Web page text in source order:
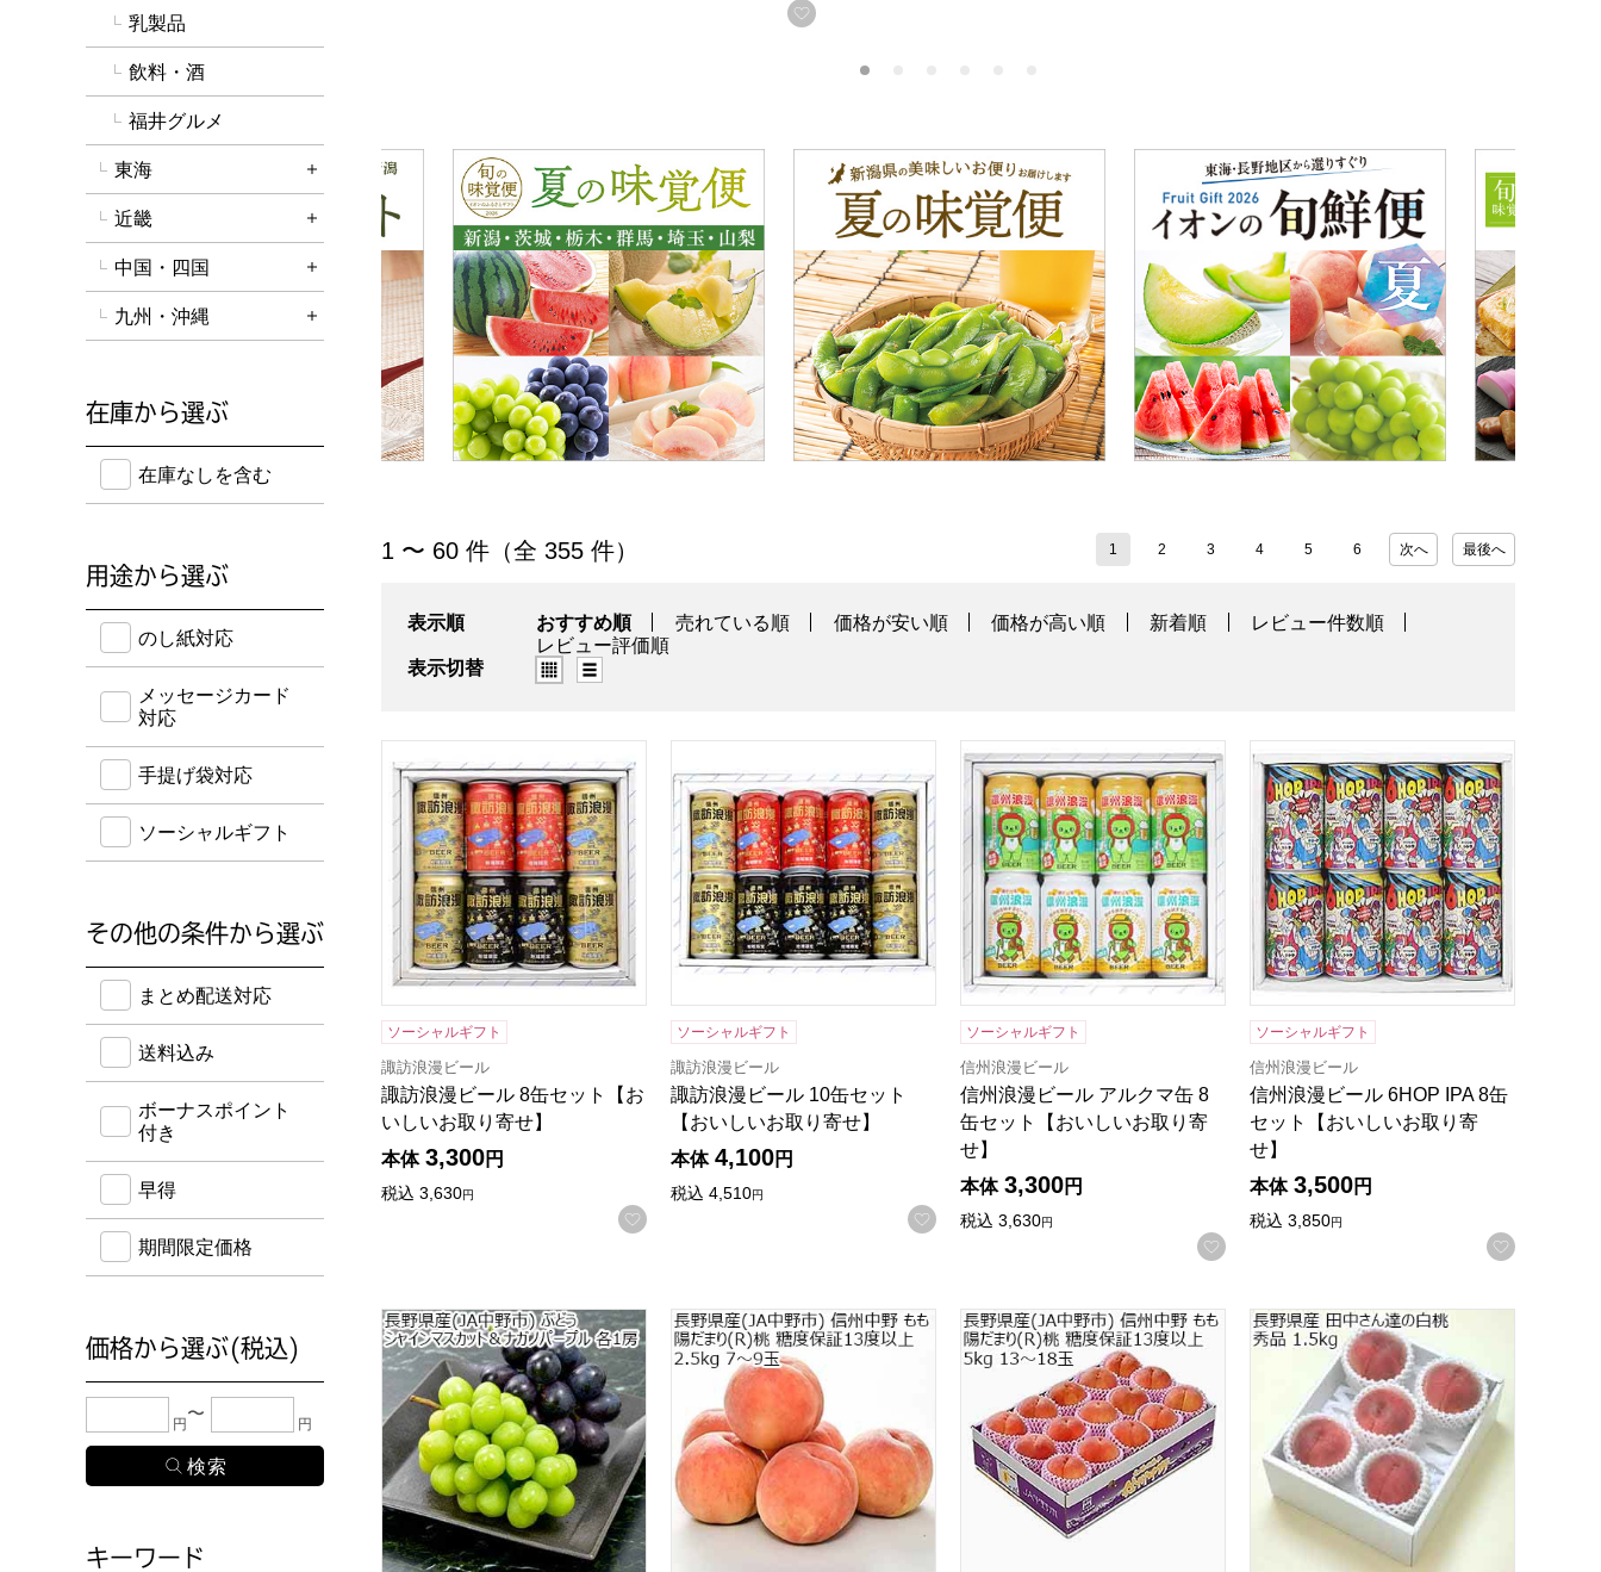
お気に入りに登録する
「北陸･信越」の商品一覧
1 〜 60 件（全 355 件） 1 2 3 4 5 6 次へ 最後へ
表示順 おすすめ順 売れている順 価格が安い順 価格が高い順 新着順
レビュー件数順
レビュー評価順
表示切替
グリッド表示（タイル表示）
ソーシャルギフト
諏訪浪漫ビール
諏訪浪漫ビール 8缶セット【お
いしいお取り寄せ】
本体 3,300円
税込 3,630円
お気に入りに登録する
諏訪浪漫ビール 10缶セット【おいしいお取り寄せ】
ソーシャルギフト
諏訪浪漫ビール
諏訪浪漫ビール 10缶セット
【おいしいお取り寄せ】
本体 4,100円
税込 4,510円
お気に入りに登録する
信州浪漫ビール アルクマ缶 8缶セット【おいしいお取り寄せ】
ソーシャルギフト
信州浪漫ビール
信州浪漫ビール アルクマ缶 8
缶セット【おいしいお取り寄
せ】
本体 3,300円
税込 3,630円
お気に入りに登録する
信州浪漫ビール 6HOP IPA 8缶セット【
ソーシャルギフト
信州浪漫ビール
信州浪漫ビール 6HOP IPA 8缶
セット【おいしいお取り寄
せ】
本体 3,500円
税込 3,850円
お気に入
長野県産(JA中野市) ぶどう シャインマスカット＆ナガノパープル 各1房【限定100点】【お届け期間：8月22日〜9月20日】【サマーセール】
長野県産(JA中野市)信州中野 もも 陽だまり(R)桃 糖度保証13度以上 2.5kg 7〜9玉【お届け期間：8月18日〜
長野県産(JA中野市)信州中野 もも 陽だまり(R)桃 糖度保証13度以上 5kg
長野県産 田中さん達の白桃 秀品 1.5kg
乳製品
飲料・酒
福井グルメ
東海
詳細を開く
近畿
詳細を開く
中国・四国
詳細を開く
九州・沖縄
詳細を開く
在庫から選ぶ
在庫のない商品を含めて検索することができます。
在庫なしを含む
用途から選ぶ
のし紙・メッセージカード・手提げ袋に対応している商品から絞りこむことができます。
のし紙対応
メッセージカード
対応
手提げ袋対応
ソーシャルギフト
その他の条件から選ぶ
送料込み・ボーナスポイント付き・早得・期間限定商品から絞り込むことができます。
まとめ配送対応
送料込み
ボーナスポイント
付き
早得
期間限定価格
価格から選ぶ(税込)
下限金額・上限金額のどちらか１つまたは両方に、検索したい金額を入力してください。
円 円
キーワード